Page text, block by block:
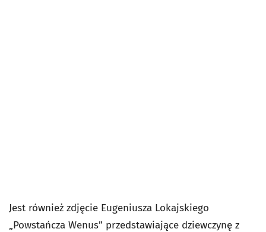
Jest również zdjęcie Eugeniusza Lokajskiego
„Powstańcza Wenus” przedstawiające dziewczynę z